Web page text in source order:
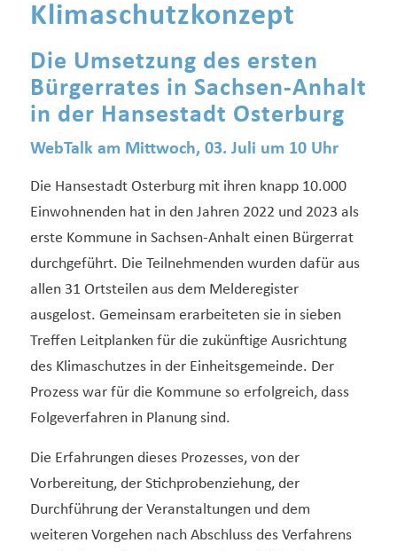
Klimaschutzkonzept
Die Umsetzung des ersten
Bürgerrates in Sachsen-Anhalt
in der Hansestadt Osterburg
WebTalk am Mittwoch, 03. Juli um 10 Uhr
Die Hansestadt Osterburg mit ihren knapp 10.000
Einwohnenden hat in den Jahren 2022 und 2023 als
erste Kommune in Sachsen-Anhalt einen Bürgerrat
durchgeführt. Die Teilnehmenden wurden dafür aus
allen 31 Ortsteilen aus dem Melderegister
ausgelost. Gemeinsam erarbeiteten sie in sieben
Treffen Leitplanken für die zukünftige Ausrichtung
des Klimaschutzes in der Einheitsgemeinde. Der
Prozess war für die Kommune so erfolgreich, dass
Folgeverfahren in Planung sind.
Die Erfahrungen dieses Prozesses, von der
Vorbereitung, der Stichprobenziehung, der
Durchführung der Veranstaltungen und dem
weiteren Vorgehen nach Abschluss des Verfahrens